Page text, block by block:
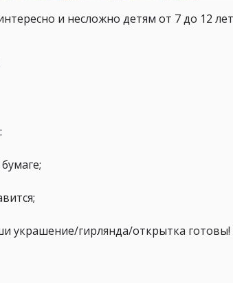
и несложно детям от 7 до 12
:
украшение/гирлянда/открытка готовы!